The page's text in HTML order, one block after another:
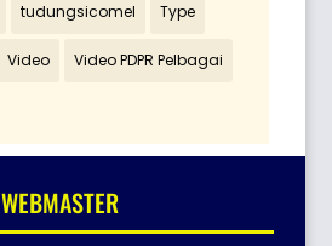
tudungsicomel Type
Video Video PDPR Pelbagai
WEBMASTER